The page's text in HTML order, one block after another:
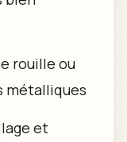
rouille ou
métalliques
et